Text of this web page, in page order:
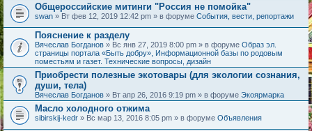
Общероссийские митинги "Россия не помойка"
swan » Вт фев 12, 2019 12:42 pm » в форуме События, вести, репортажи
Пояснение к разделу
Вячеслав Богданов » Вс янв 27, 2019 8:00 pm » в форуме Образ эл.
страницы портала «Быть добру», Информационной базы по родовым
поместьям и газет. Технические вопросы, дизайн
Приобрести полезные экотовары (для экологии сознания,
души, тела)
Вячеслав Богданов » Вт апр 26, 2016 9:19 pm » в форуме Экоярмарка
Масло холодного отжима
sibirskij-kedr » Вс мар 13, 2016 8:05 pm » в форуме Объявления